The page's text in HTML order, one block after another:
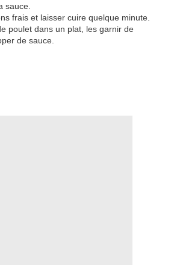
sauce.
frais et laisser cuire quelque minute.
poulet dans un plat, les garnir de
de sauce.